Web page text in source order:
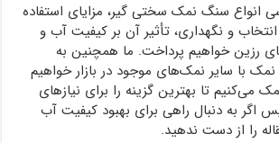
انواع سنگ نمک سختی گیر، مزایای استفاده
و نگهداری، تأثیر آن بر کیفیت آب و
رزین خواهیم پرداخت. ما همچنین به
با سایر نمک‌های موجود در بازار خواهیم
می‌کنیم تا بهترین گزینه را برای نیازهای
اگر به دنبال راهی برای بهبود کیفیت آب
را از دست ندهید.